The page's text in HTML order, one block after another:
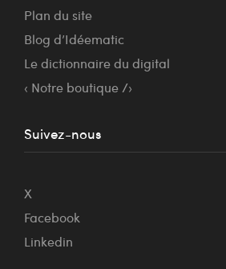
Plan du site
Blog d’Idéematic
Le dictionnaire du digital
‹ Notre boutique /›
Suivez-nous
X
Facebook
Linkedin